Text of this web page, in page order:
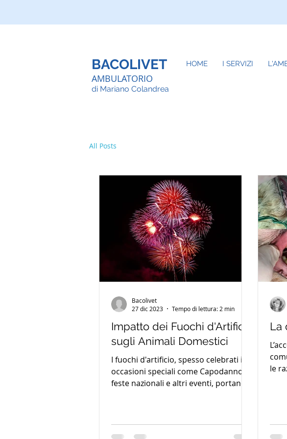
BACOLIVET
AMBULATORIO
di Mariano Colandrea
HOME I SERVIZI
All Posts
Impatto dei Fuochi d'Artificio
sugli Animali Domestici
I fuochi d'artificio, spesso celebrati in
occasioni speciali come Capodanno,
feste nazionali e altri eventi, portano
Bacolivet
27 dic 2023
Tempo di lettura: 2 min
La
le